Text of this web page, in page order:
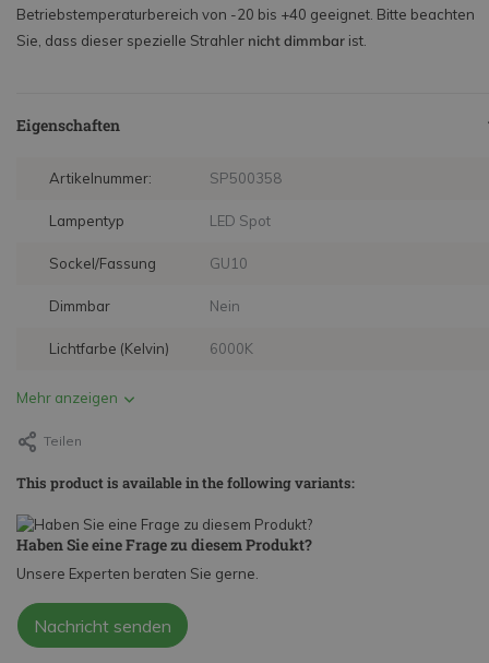
Betriebstemperaturbereich von -20 bis +40 geeignet. Bitte beachten
Sie, dass dieser spezielle Strahler nicht dimmbar ist.
Eigenschaften
Artikelnummer: SP500358
Lampentyp LED Spot
Sockel/Fassung GU10
Dimmbar Nein
Lichtfarbe (Kelvin) 6000K
Mehr anzeigen
Teilen
This product is available in the following variants:
Haben Sie eine Frage zu diesem Produkt?
Unsere Experten beraten Sie gerne.
Nachricht senden